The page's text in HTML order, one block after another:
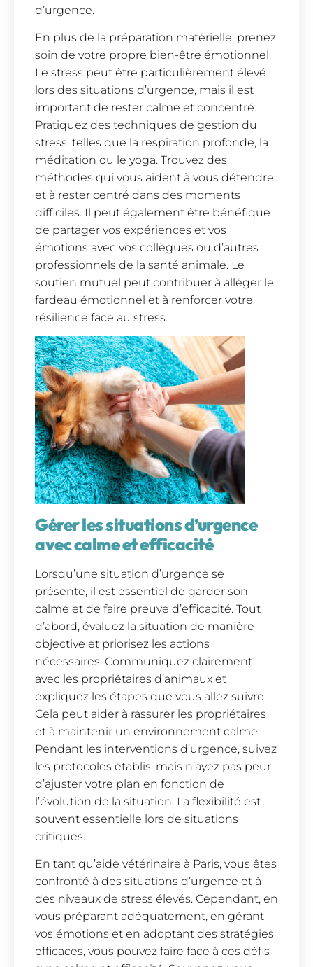
d’urgence.
En plus de la préparation matérielle, prenez
soin de votre propre bien-être émotionnel.
Le stress peut être particulièrement élevé
lors des situations d’urgence, mais il est
important de rester calme et concentré.
Pratiquez des techniques de gestion du
stress, telles que la respiration profonde, la
méditation ou le yoga. Trouvez des
méthodes qui vous aident à vous détendre
et à rester centré dans des moments
difficiles. Il peut également être bénéfique
de partager vos expériences et vos
émotions avec vos collègues ou d’autres
professionnels de la santé animale. Le
soutien mutuel peut contribuer à alléger le
fardeau émotionnel et à renforcer votre
résilience face au stress.
Gérer les situations d’urgence
avec calme et efficacité
Lorsqu’une situation d’urgence se
présente, il est essentiel de garder son
calme et de faire preuve d’efficacité. Tout
d’abord, évaluez la situation de manière
objective et priorisez les actions
nécessaires. Communiquez clairement
avec les propriétaires d’animaux et
expliquez les étapes que vous allez suivre.
Cela peut aider à rassurer les propriétaires
et à maintenir un environnement calme.
Pendant les interventions d’urgence, suivez
les protocoles établis, mais n’ayez pas peur
d’ajuster votre plan en fonction de
l’évolution de la situation. La flexibilité est
souvent essentielle lors de situations
critiques.
En tant qu’aide vétérinaire à Paris, vous êtes
confronté à des situations d’urgence et à
des niveaux de stress élevés. Cependant, en
vous préparant adéquatement, en gérant
vos émotions et en adoptant des stratégies
efficaces, vous pouvez faire face à ces défis